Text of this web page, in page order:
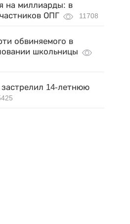
на миллиарды: в
ОПГ
11708
обвиняемого в
школьницы
14-летнюю